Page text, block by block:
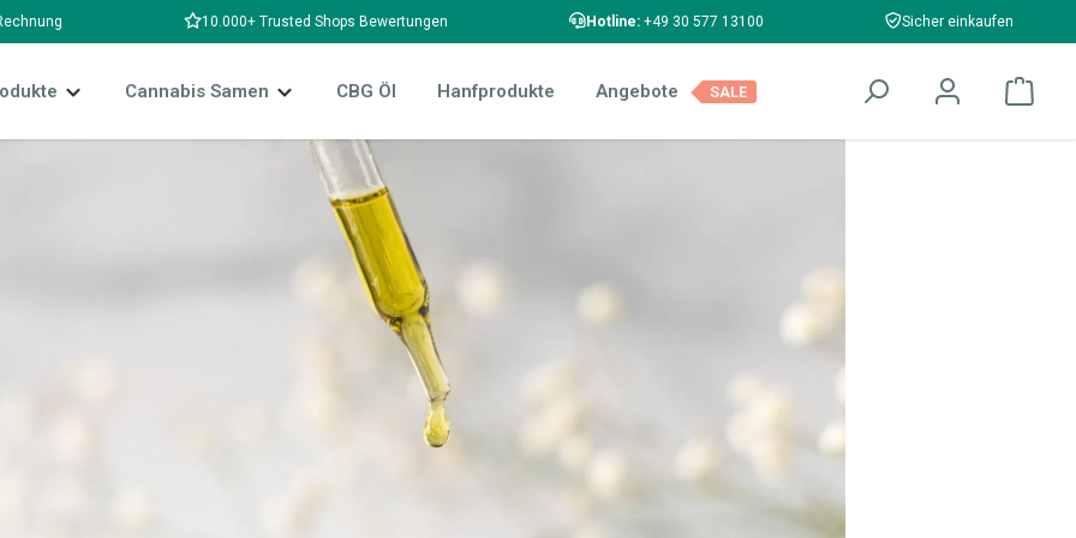
10.000+ Trusted Shops Bewertungen Hotline: +49 30 577 13100 Sicher einkaufen
Cannabis Samen CBG Öl Hanfprodukte Angebote SALE